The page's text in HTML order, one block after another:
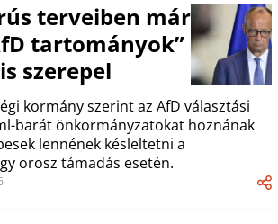
terveiben már
tartományok”
szerepel
kormány szerint az AfD választási
barát önkormányzatokat hoznának
lennének késleltetni a
orosz támadás esetén.